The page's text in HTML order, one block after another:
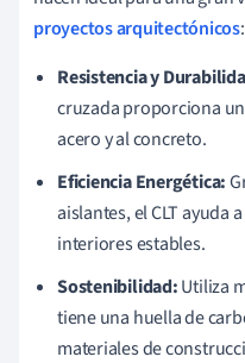
proyectos arquitectónicos:
Resistencia y
cruzada proporciona
acero y al concreto.
Eficiencia Energética:
aislantes, el CLT ayuda
interiores estables.
Sostenibilidad:Utiliza
tiene una huella de
materiales de